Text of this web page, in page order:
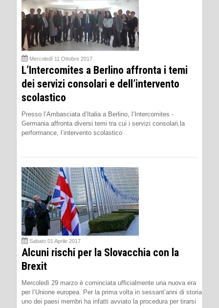
Mercoledì 11 Ottobre 2017
L’Intercomites a Berlino affronta i temi
dei servizi consolari e dell’intervento
scolastico
Presso l’Ambasciata d’Italia a Berlino, l’Intercomites -
Germania affronta diversi temi tra cui i servizi consolari,la
performance, l’intervento scolastico
Sabato 01 Aprile 2017
Alcuni rischi per la Slovacchia con la
Brexit
Mercoledì 29 marzo è cominciata ufficialmente una nuova era
per l’Unione europea. Per la prima volta in sessant’anni di storia
uno dei paesi membri ha infatti avviato la procedura per tirarsi